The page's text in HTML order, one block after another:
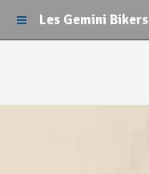
Les Gemini Bikers